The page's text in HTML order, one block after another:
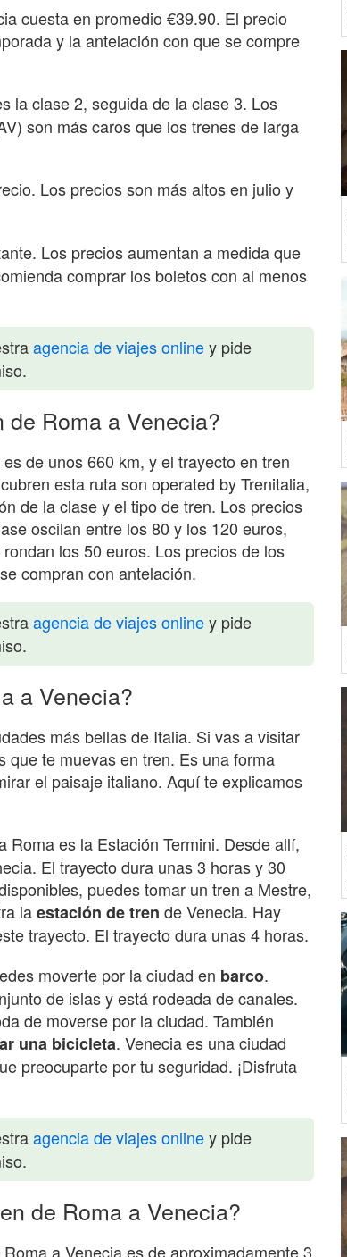
cuesta en promedio €39.90. El precio
y la antelación con que se compre
la clase 2, seguida de la clase 3. Los
son más caros que los trenes de larga
Los precios son más altos en julio y
Los precios aumentan a medida que
comprar los boletos con al menos
agencia de viajes onliney pide
Roma a Venecia?
de unos 660 km, y el trayecto en tren
esta ruta son operated by Trenitalia,
de la clase y el tipo de tren. Los precios
oscilan entre los 80 y los 120 euros,
los 50 euros. Los precios de los
compran con antelación.
agencia de viajes onliney pide
a Venecia?
más bellas de Italia. Si vas a visitar
que te muevas en tren. Es una forma
el paisaje italiano. Aquí te explicamos
Roma es la Estación Termini. Desde allí,
El trayecto dura unas 3 horas y 30
puedes tomar un tren a Mestre,
laestación de tren de Venecia. Hay
trayecto. El trayecto dura unas 4 horas.
moverte por la ciudad en barco.
de islas y está rodeada de canales.
de moverse por la ciudad. También
una bicicleta. Venecia es una ciudad
preocuparte por tu seguridad. ¡Disfruta
agencia de viajes onliney pide
de Roma a Venecia?
a Venecia es de aproximadamente 3